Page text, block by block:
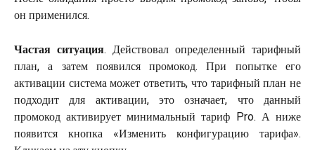
он применился.
Частая ситуация. Действовал определенный тарифный
план, а затем появился промокод. При попытке его
активации система может ответить, что тарифный план не
подходит для активации, это означает, что данный
промокод активирует минимальный тариф Pro. А ниже
появится кнопка «Изменить конфигурацию тарифа».